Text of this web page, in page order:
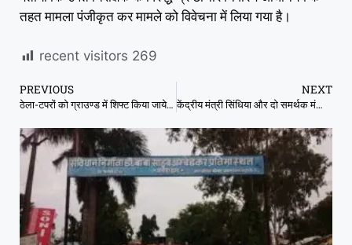
तहत मामला पंजीकृत कर मामले को विवेचना में लिया गया है।
recent visitors 269
PREVIOUS
ठेला-टपरों को ग्राउण्ड में शिफ्ट किया जायेगा महापौर प्रीति संजीव सूरी का सख्त आदेश
NEXT
केंद्रीय मंत्री सिंधिया और दो समर्थक मंत्रियों के खिलाफ परिवाद मामले अगली सुनवाई, 20 नवम्बर को।